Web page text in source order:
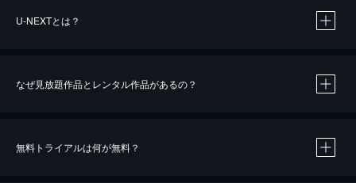
U-NEXTとは？
なぜ見放題作品とレンタル作品があるの？
無料トライアルは何が無料？